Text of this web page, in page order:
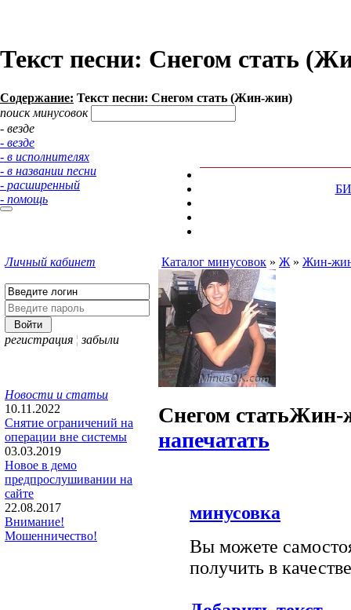
Текст песни: Снегом стать
Содержание: Текст песни: Снегом стать (Жин-жин)
поиск минусовок
- везде
- везде
- в исполнителях
- в названии песни
- расширенный
- помощь
Личный кабинет
регистрация ¦ забыли
Новости и статьи
10.11.2022
Снятие ограничений на
операции вне системы
03.03.2019
Новое в демо
предпрослушивании на
сайте
22.08.2017
Внимание!
Мошенничество!
Каталог минусовок » Ж » Жин-
Снегом статьЖин-
напечатать
минусовка
Вы можете
получить в